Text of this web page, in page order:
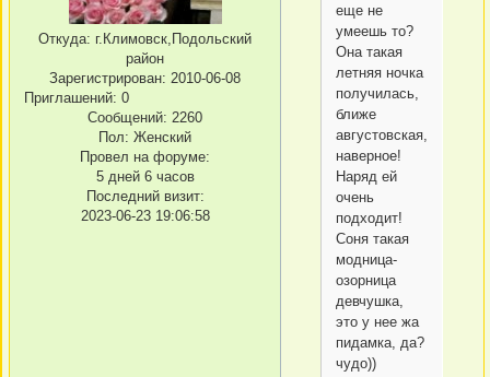
Откуда: г.Климовск,Подольский
район
Зарегистрирован: 2010-06-08
Приглашений: 0
Сообщений: 2260
Пол: Женский
Провел на форуме:
5 дней 6 часов
Последний визит:
2023-06-23 19:06:58
еще не
умеешь то?
Она такая
летняя ночка
получилась,
ближе
августовская,
наверное!
Наряд ей
очень
подходит!
Соня такая
модница-
озорница
девчушка,
это у нее жа
пидамка, да?
чудо))